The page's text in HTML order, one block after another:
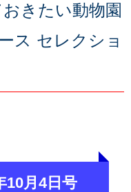
きたい動物園
ス セレクショ
10月4日号